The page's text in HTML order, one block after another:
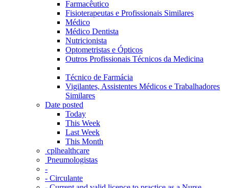
Farmacêutico
Fisioterapeutas e Profissionais Similares
Médico
Médico Dentista
Nutricionista
Optometristas e Ópticos
Outros Profissionais Técnicos da Medicina
Técnico de Farmácia
Vigilantes, Assistentes Médicos e Trabalhadores
Similares
Date posted
Today
This Week
Last Week
This Month
‎ cplhealthcare‬
Pneumologistas
-
- Circulante